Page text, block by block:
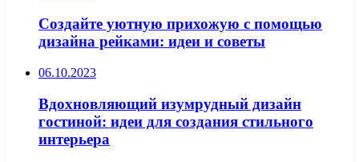
Создайте уютную прихожую с помощью
дизайна рейками: идеи и советы
06.10.2023
Вдохновляющий изумрудный дизайн
гостиной: идеи для создания стильного
интерьера